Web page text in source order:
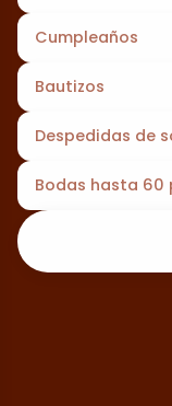
Cumpleaños
Bautizos
Despedidas de
Bodas hasta 60